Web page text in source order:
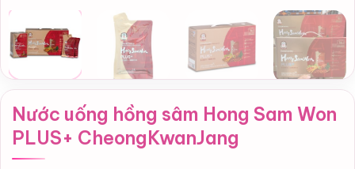
Nước uống hồng sâm Hong Sam Won
PLUS+ CheongKwanJang